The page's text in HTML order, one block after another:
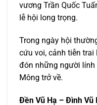
vương Trần Quốc
lễ hội long trọng.
Trong ngày hội
cứu voi, cảnh tiễn
đón những người lính
Mông trở về.
Đền Vũ Hạ – Đình Vũ